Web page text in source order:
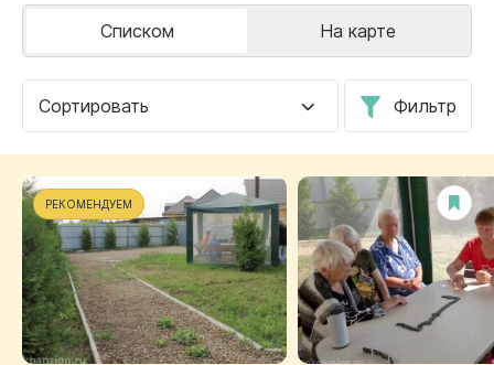
Сортировать Фильтр
Списком На карте
РЕКОМЕНДУЕМ